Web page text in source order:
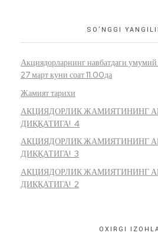
SO’NGGI
Акциядорларнинг навбатдаги
27 март куни соат 11.00да
Жамият тарихи
АКЦИЯДОРЛИК ЖАМИЯТИНИНГ
ДИҚҚАТИГА! 4
АКЦИЯДОРЛИК ЖАМИЯТИНИНГ
ДИҚҚАТИГА! 3
АКЦИЯДОРЛИК ЖАМИЯТИНИНГ
ДИҚҚАТИГА! 2
OXIRGI